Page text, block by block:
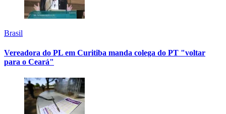
Brasil
Vereadora do PL em Curitiba manda colega do PT "voltar
para o Ceará"